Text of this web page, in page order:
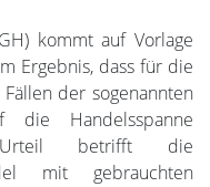
kommt auf Vorlage
Ergebnis, dass für die
der sogenannten
die Handelsspanne
betrifft die
mit gebrauchten